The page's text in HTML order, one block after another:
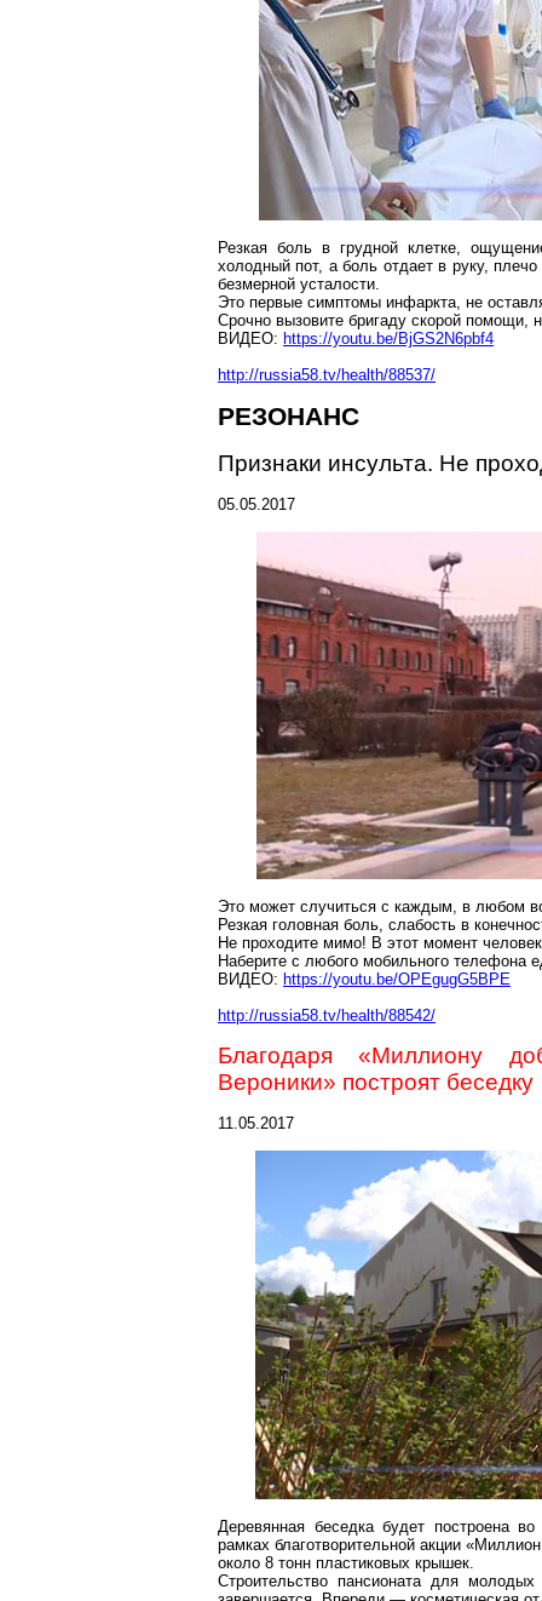
Резкая боль в грудной клетке,
холодный пот, а боль отдает в руку,
безмерной усталости.
Это первые симптомы инфаркта, не
Срочно вызовите бригаду скорой помощи,
ВИДЕО: https://youtu.be/BjGS2N6pbf4
http://russia58.tv/health/88537/
РЕЗОНАНС
Признаки инсульта. Не
05.05.2017
Это может случиться с каждым, в любом
Резкая головная боль, слабость в
Не проходите мимо! В этот момент
Наберите с любого мобильного телефона
ВИДЕО: https://youtu.be/OPEgugG5BPE
http://russia58.tv/health/88542/
Благодаря «Миллиону
Вероники» построят беседку
11.05.2017
Деревянная беседка будет построена
рамках благотворительной акции
около 8 тонн пластиковых крышек.
Строительство пансионата для